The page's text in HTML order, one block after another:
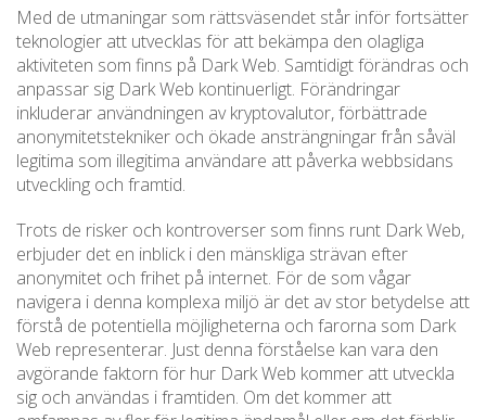
Med de utmaningar som rättsväsendet står inför fortsätter
teknologier att utvecklas för att bekämpa den olagliga
aktiviteten som finns på Dark Web. Samtidigt förändras och
anpassar sig Dark Web kontinuerligt. Förändringar
inkluderar användningen av kryptovalutor, förbättrade
anonymitetstekniker och ökade ansträngningar från såväl
legitima som illegitima användare att påverka webbsidans
utveckling och framtid.
Trots de risker och kontroverser som finns runt Dark Web,
erbjuder det en inblick i den mänskliga strävan efter
anonymitet och frihet på internet. För de som vågar
navigera i denna komplexa miljö är det av stor betydelse att
förstå de potentiella möjligheterna och farorna som Dark
Web representerar. Just denna förståelse kan vara den
avgörande faktorn för hur Dark Web kommer att utveckla
sig och användas i framtiden. Om det kommer att